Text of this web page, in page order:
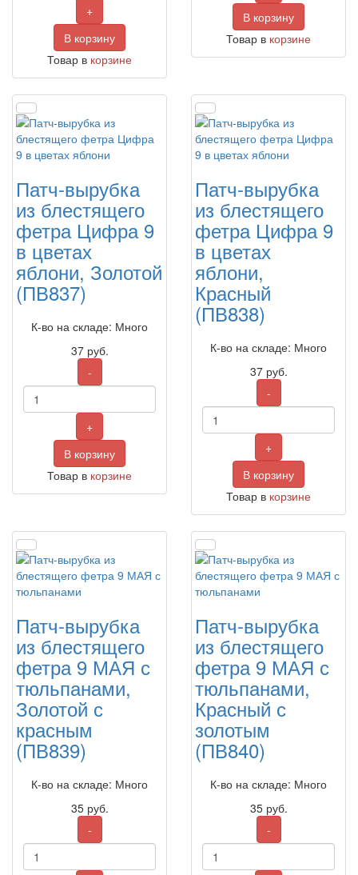
+
В корзину
Товар в корзине
В корзину
Товар в корзине
Патч-вырубка
из блестящего
фетра Цифра 9
в цветах
яблони, Золотой
(ПВ837)
К-во на складе: Много
37 руб.
-
+
В корзину
Товар в корзине
Патч-вырубка
из блестящего
фетра Цифра 9
в цветах
яблони,
Красный
(ПВ838)
К-во на складе: Много
37 руб.
-
+
В корзину
Товар в корзине
Патч-вырубка
из блестящего
фетра 9 МАЯ с
тюльпанами,
Золотой с
красным
(ПВ839)
К-во на складе: Много
35 руб.
-
Патч-вырубка
из блестящего
фетра 9 МАЯ с
тюльпанами,
Красный с
золотым
(ПВ840)
К-во на складе: Много
35 руб.
-